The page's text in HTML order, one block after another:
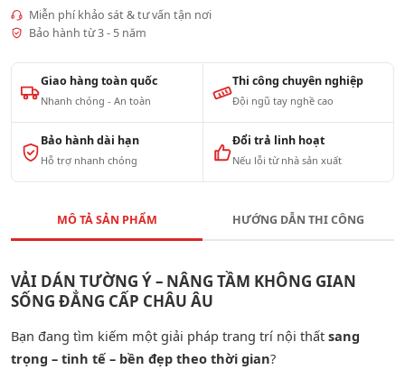
Miễn phí khảo sát & tư vấn tận nơi
Bảo hành từ 3 - 5 năm
Giao hàng toàn quốc
Nhanh chóng - An toàn
Thi công chuyên nghiệp
Đội ngũ tay nghề cao
Bảo hành dài hạn
Hỗ trợ nhanh chóng
Đổi trả linh hoạt
Nếu lỗi từ nhà sản xuất
MÔ TẢ SẢN PHẨM HƯỚNG DẪN THI CÔNG
VẢI DÁN TƯỜNG Ý – NÂNG TẦM KHÔNG GIAN
SỐNG ĐẲNG CẤP CHÂU ÂU
Bạn đang tìm kiếm một giải pháp trang trí nội thất sang
trọng – tinh tế – bền đẹp theo thời gian?